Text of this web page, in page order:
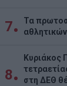
7
Τα
8
Κυριάκος
στη ΔΕΘ